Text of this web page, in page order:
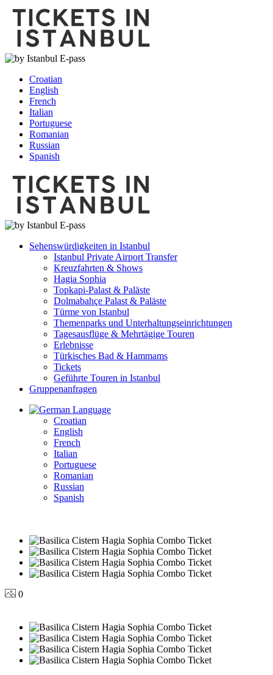
Croatian
English
French
Italian
Portuguese
Romanian
Russian
Spanish
Sehenswürdigkeiten in Istanbul
Istanbul Private Airport Transfer
Kreuzfahrten & Shows
Hagia Sophia
Topkapi-Palast & Paläste
Dolmabahçe Palast & Paläste
Türme von Istanbul
Themenparks und Unterhaltungseinrichtungen
Tagesausflüge & Mehrtägige Touren
Erlebnisse
Türkisches Bad & Hammams
Tickets
Geführte Touren in Istanbul
Gruppenanfragen
Language
Croatian
English
French
Italian
Portuguese
Romanian
Russian
Spanish
0